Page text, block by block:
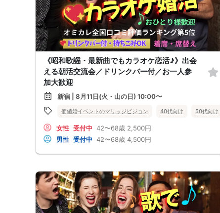
《昭和歌謡・最新曲でもカラオケ恋活♪》出会
える朝活交流会／ドリンクバー付／お一人参
加大歓迎
新宿 | 8月11日(火・山の日) 10:00〜
価値婚イベントのマリッジビジョン 40代向け 50代向け
女性 受付中 42〜68歳 2,500円
男性 受付中 42〜68歳 4,500円